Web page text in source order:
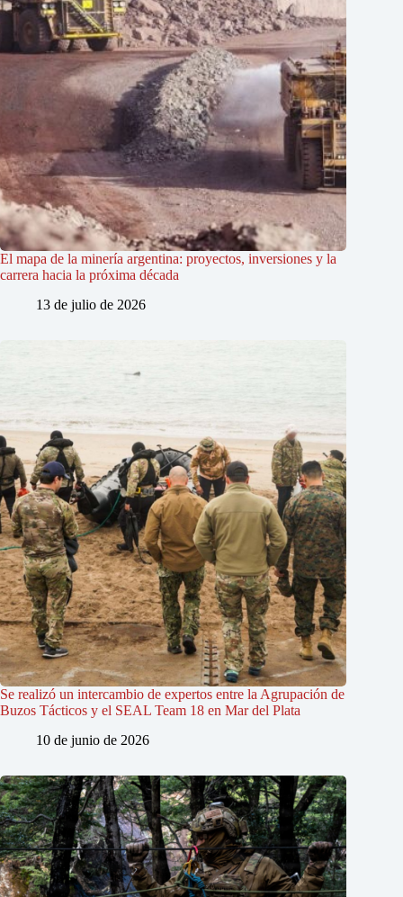
El mapa de la minería argentina: proyectos, inversiones y la
carrera hacia la próxima década
13 de julio de 2026
Se realizó un intercambio de expertos entre la Agrupación de
Buzos Tácticos y el SEAL Team 18 en Mar del Plata
10 de junio de 2026